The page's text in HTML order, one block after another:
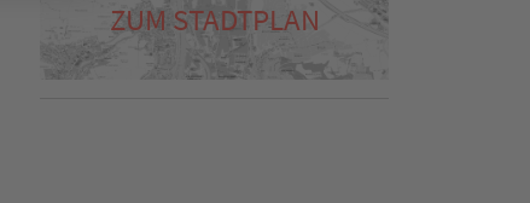
ZUM STADTPLAN